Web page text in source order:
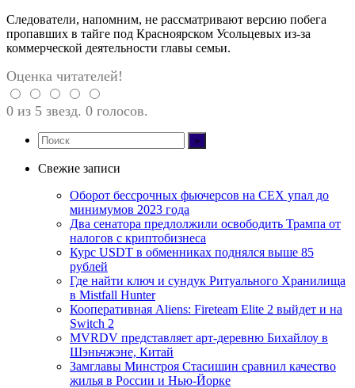
Следователи, напомним, не рассматривают версию побега
пропавших в тайге под Красноярском Усольцевых из-за
коммерческой деятельности главы семьи.
Оценка читателей!
0 из 5 звезд. 0 голосов.
Свежие записи
Оборот бессрочных фьючерсов на CEX упал до
минимумов 2023 года
Два сенатора предлолжили освободить Трампа от
налогов с криптобизнеса
Курс USDT в обменниках поднялся выше 85
рублей
Где найти ключ и сундук Ритуального Хранилища
в Mistfall Hunter
Кооперативная Aliens: Fireteam Elite 2 выйдет и на
Switch 2
MVRDV представляет арт-деревню Бихайлоу в
Шэньчжэне, Китай
Замглавы Минстроя Стасишин сравнил качество
жилья в России и Нью-Йорке